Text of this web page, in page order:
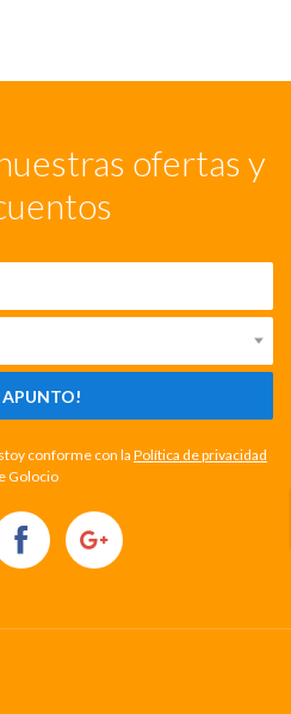
ofertas y
APUNTO!
conforme con la Política de privacidad
Golocio